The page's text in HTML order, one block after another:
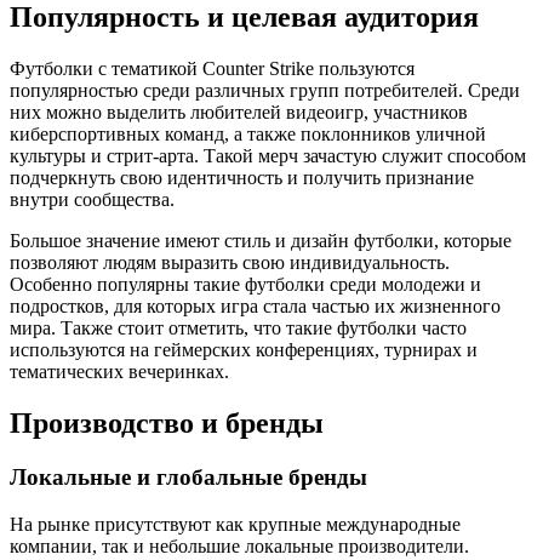
Популярность и целевая аудитория
Футболки с тематикой Counter Strike пользуются
популярностью среди различных групп потребителей. Среди
них можно выделить любителей видеоигр, участников
киберспортивных команд, а также поклонников уличной
культуры и стрит-арта. Такой мерч зачастую служит способом
подчеркнуть свою идентичность и получить признание
внутри сообщества.
Большое значение имеют стиль и дизайн футболки, которые
позволяют людям выразить свою индивидуальность.
Особенно популярны такие футболки среди молодежи и
подростков, для которых игра стала частью их жизненного
мира. Также стоит отметить, что такие футболки часто
используются на геймерских конференциях, турнирах и
тематических вечеринках.
Производство и бренды
Локальные и глобальные бренды
На рынке присутствуют как крупные международные
компании, так и небольшие локальные производители.